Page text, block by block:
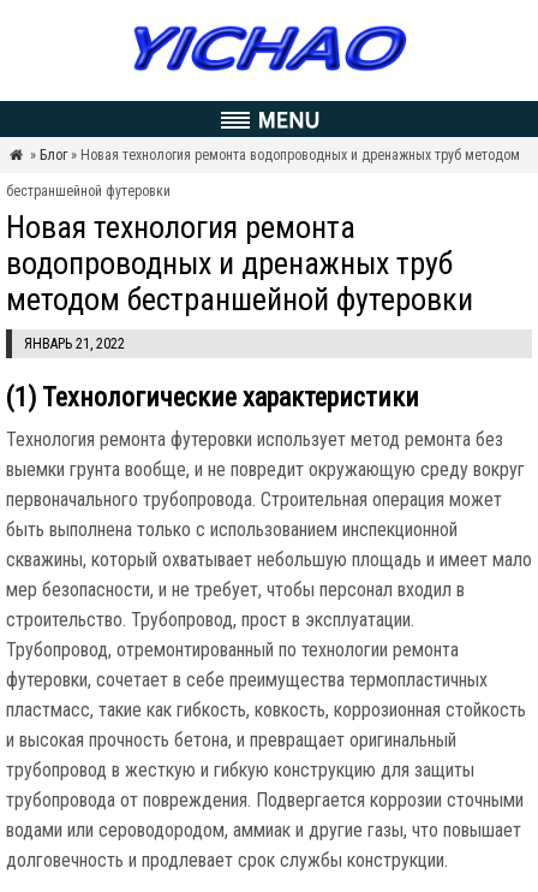
 » Блог» Новая технология ремонта водопроводных и дренажных труб методом
бестраншейной футеровки
Новая технология ремонта
водопроводных и дренажных труб
методом бестраншейной футеровки
ЯНВАРЬ 21, 2022
(1) Технологические характеристики
Технология ремонта футеровки использует метод ремонта без
выемки грунта вообще, и не повредит окружающую среду вокруг
первоначального трубопровода. Строительная операция может
быть выполнена только с использованием инспекционной
скважины, который охватывает небольшую площадь и имеет мало
мер безопасности, и не требует, чтобы персонал входил в
строительство. Трубопровод, прост в эксплуатации.
Трубопровод, отремонтированный по технологии ремонта
футеровки, сочетает в себе преимущества термопластичных
пластмасс, такие как гибкость, ковкость, коррозионная стойкость
и высокая прочность бетона, и превращает оригинальный
трубопровод в жесткую и гибкую конструкцию для защиты
трубопровода от повреждения. Подвергается коррозии сточными
водами или сероводородом, аммиак и другие газы, что повышает
долговечность и продлевает срок службы конструкции.